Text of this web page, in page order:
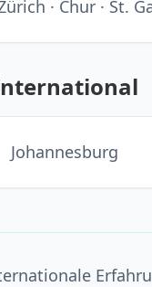
· Chur · St.
Johannesburg